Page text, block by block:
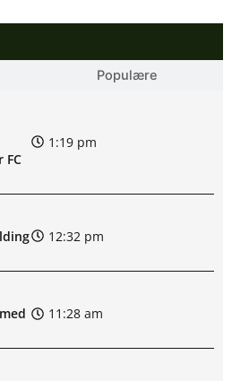
Populære
FC
1:19 pm
12:32 pm
11:28 am